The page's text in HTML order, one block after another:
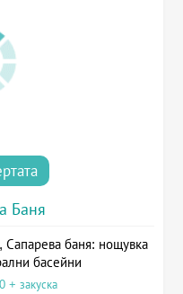
Баня
баня: нощувка
басейни
+ закуска